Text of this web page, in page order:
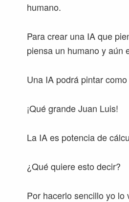
humano.
Para crear una IA que
piensa un humano y aún
Una IA podrá pintar
¡Qué grande Juan Luis!
La IA es potencia de
¿Qué quiere esto decir?
Por hacerlo sencillo yo